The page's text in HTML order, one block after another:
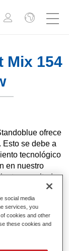
Mix 154
ofrece
Esto se debe a
tecnológico
en nuestro
resultados,
los retos más
de pigmento
social media
services, you
cookies and other
these cookies and